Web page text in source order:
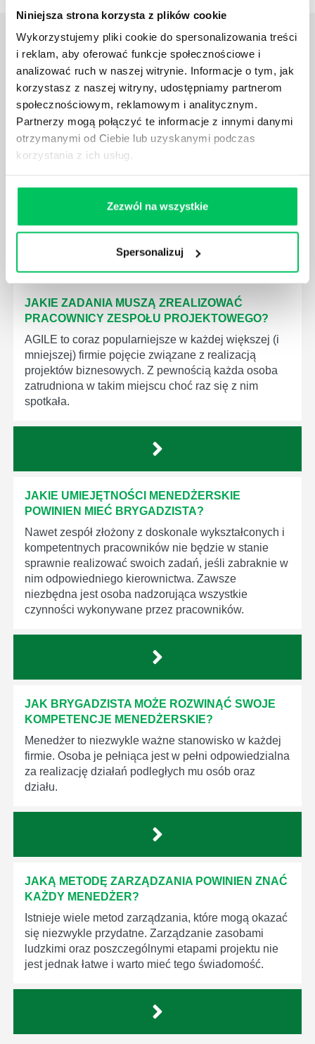
Niniejsza strona korzysta z plików cookie
Wykorzystujemy pliki cookie do spersonalizowania treści
i reklam, aby oferować funkcje społecznościowe i
analizować ruch w naszej witrynie. Informacje o tym, jak
korzystasz z naszej witryny, udostępniamy partnerom
społecznościowym, reklamowym i analitycznym.
Partnerzy mogą połączyć te informacje z innymi danymi
otrzymanymi od Ciebie lub uzyskanymi podczas
korzystania z ich usług.
Zezwól na wszystkie
Spersonalizuj
ZOBACZOSTATNIE ARTYKUŁY
z tej strefy wiedzy
JAK WYGLĄDA PRACA ZESPOŁÓW
PROJEKTOWYCH W ZWINNEJ METODYCE?
Project management (czyli zarządzanie projektami)
to szereg czynności mających na celu zrealizowanie
wszystkich związanych z danym projektem założeń.
stanowi podstawę działalności wielu przedsiębiorstw.
JAKIE ZADANIA MUSZĄ ZREALIZOWAĆ
PRACOWNICY ZESPOŁU PROJEKTOWEGO?
AGILE to coraz popularniejsze w każdej większej (i
mniejszej) firmie pojęcie związane z realizacją
projektów biznesowych. Z pewnością każda osoba
zatrudniona w takim miejscu choć raz się z nim
spotkała.
JAKIE UMIEJĘTNOŚCI MENEDŻERSKIE
POWINIEN MIEĆ BRYGADZISTA?
Nawet zespół złożony z doskonale wykształconych i
kompetentnych pracowników nie będzie w stanie
sprawnie realizować swoich zadań, jeśli zabraknie w
nim odpowiedniego kierownictwa. Zawsze
niezbędna jest osoba nadzorująca wszystkie
czynności wykonywane przez pracowników.
JAK BRYGADZISTA MOŻE ROZWINĄĆ SWOJE
KOMPETENCJE MENEDŻERSKIE?
Menedżer to niezwykle ważne stanowisko w każdej
firmie. Osoba je pełniąca jest w pełni odpowiedzialna
za realizację działań podległych mu osób oraz
działu.
JAKĄ METODĘ ZARZĄDZANIA POWINIEN ZNAĆ
KAŻDY MENEDŻER?
Istnieje wiele metod zarządzania, które mogą okazać
się niezwykle przydatne. Zarządzanie zasobami
ludzkimi oraz poszczególnymi etapami projektu nie
jest jednak łatwe i warto mieć tego świadomość.